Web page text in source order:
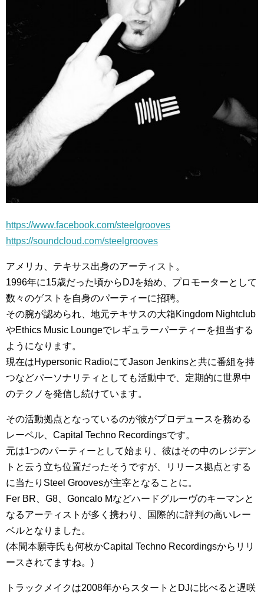
https://www.facebook.com/steelgrooves
https://soundcloud.com/steelgrooves
アメリカ、テキサス出身のアーティスト。
1996年に15歳だった頃からDJを始め、プロモーターとして
数々のゲストを自身のパーティーに招聘。
その腕が認められ、地元テキサスの大箱Kingdom Nightclub
やEthics Music Loungeでレギュラーパーティーを担当する
ようになります。
現在はHypersonic RadioにてJason Jenkinsと共に番組を持
つなどパーソナリティとしても活動中で、定期的に世界中
のテクノを発信し続けています。
その活動拠点となっているのが彼がプロデュースを務める
レーベル、Capital Techno Recordingsです。
元は1つのパーティーとして始まり、彼はその中のレジデン
トと云う立ち位置だったそうですが、リリース拠点とする
に当たりSteel Groovesが主宰となることに。
Fer BR、G8、Goncalo Mなどハードグルーヴのキーマンと
なるアーティストが多く携わり、国際的に評判の高いレー
ベルとなりました。
(本間本願寺氏も何枚かCapital Techno Recordingsからリリ
ースされてますね。)
トラックメイクは2008年からスタートとDJに比べると遅咲